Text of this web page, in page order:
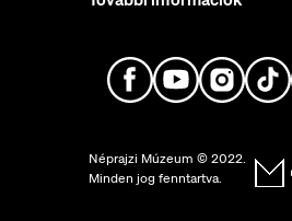
Néprajzi Múzeum © 2022.
Minden jog fenntartva.